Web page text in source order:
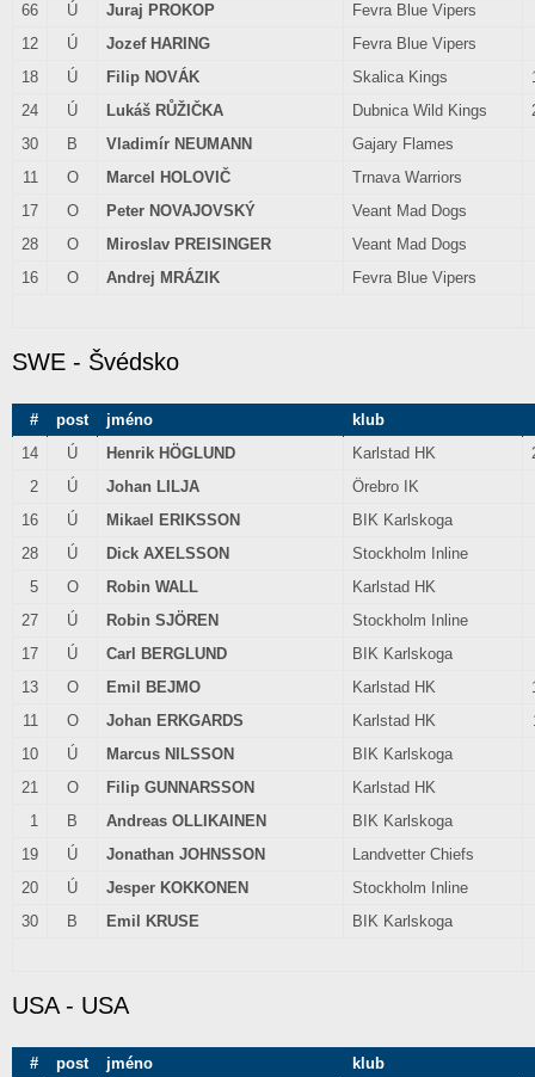
66
Ú Juraj PROKOP
Fevra Blue Vipers
12
Ú Jozef HARING
Fevra Blue Vipers
18
Ú Filip NOVÁK Skalica Kings
24
Ú Lukáš RŮŽIČKA Dubnica Wild Kings
30
B Vladimír NEUMANN
Gajary Flames
11
O Marcel HOLOVIČ
Trnava Warriors
17
O Peter NOVAJOVSKÝ
Veant Mad Dogs
28
O Miroslav PREISINGER
Veant Mad Dogs
16
O Andrej MRÁZIK Fevra Blue Vipers
SWE - Švédsko
# post jméno
klub
14
Ú Henrik HÖGLUND Karlstad HK
2
Ú Johan LILJA
Örebro IK
16
Ú Mikael ERIKSSON
BIK Karlskoga
28
Ú Dick AXELSSON
Stockholm Inline
5
O Robin WALL
Karlstad HK
27
Ú Robin SJÖREN
Stockholm Inline
17
Ú Carl BERGLUND
BIK Karlskoga
13
O Emil BEJMO Karlstad HK
11
O Johan ERKGARDS Karlstad HK
10
Ú Marcus NILSSON
BIK Karlskoga
21
O Filip GUNNARSSON
Karlstad HK
1
B Andreas OLLIKAINEN
BIK Karlskoga
19
Ú Jonathan JOHNSSON
Landvetter Chiefs
20
Ú Jesper KOKKONEN
Stockholm Inline
30
B Emil KRUSE BIK Karlskoga
USA - USA
# post jméno
klub